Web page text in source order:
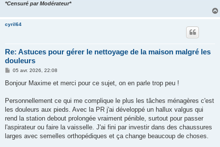
*Censuré par Modérateur*
cyril64
Re: Astuces pour gérer le nettoyage de la maison malgré les
douleurs
M
s
g
05 avr. 2026, 22:08
Bonjour Maxime et merci pour ce sujet, on en parle trop peu !
Personnellement ce qui me complique le plus les tâches ménagères c'est
les douleurs aux pieds. Avec la PR j'ai développé un hallux valgus qui
rend la station debout prolongée vraiment pénible, surtout pour passer
l'aspirateur ou faire la vaisselle. J'ai fini par investir dans des chaussures
larges avec semelles orthopédiques et ça change beaucoup de choses.